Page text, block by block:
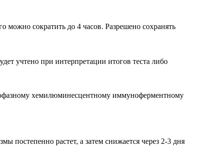
можно сократить до 4 часов. Разрешено сохранять
учтено при интерпретации итогов теста либо
хемилюминесцентному иммуноферментному
постепенно растет, а затем снижается через 2-3 дня